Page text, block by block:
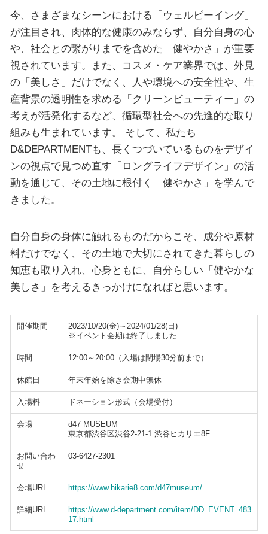
今、さまざまなシーンにおける「ウェルビーイング」
が注目され、肉体的な健康のみならず、自分自身の心
や、社会との繋がりまでを含めた「健やかさ」が重要
視されています。また、コスメ・ケア業界では、外見
の「美しさ」だけでなく、人や環境への安全性や、生
産背景の透明性を求める「クリーンビューティー」の
考えが活発化するなど、循環型社会への先進的な取り
組みも生まれています。 そして、私たち
D&DEPARTMENTも、長くつづいているものをデザイ
ンの視点で見つめ直す「ロングライフデザイン」の活
動を通じて、その土地に根付く「健やかさ」を学んで
きました。
自分自身の身体に触れるものだからこそ、成分や原材
料だけでなく、その土地で大切にされてきた暮らしの
知恵も取り入れ、心身ともに、自分らしい「健やかな
美しさ」を考えるきっかけになればと思います。
開催期間
2023/10/20(金)～2024/01/28(日)
※イベント会期は終了しました
時間 12:00～20:00（入場は閉場30分前まで）
休館日 年末年始を除き会期中無休
入場料 ドネーション形式（会場受付）
会場
d47 MUSEUM
東京都渋谷区渋谷2-21-1 渋谷ヒカリエ8F
お問い合わ
せ
03-6427-2301
会場URL https://www.hikarie8.com/d47museum/
詳細URL
https://www.d-department.com/item/DD_EVENT_483
17.html